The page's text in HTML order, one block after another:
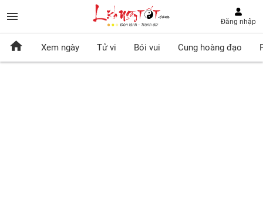
Đăng nhập
Xem ngày Tử vi Bói vui Cung hoàng đạo